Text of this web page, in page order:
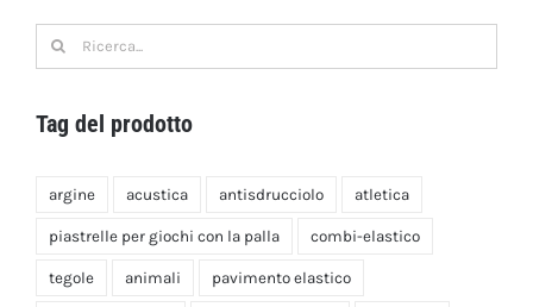
Ricerca
per:
Tag del prodotto
argine acustica antisdrucciolo atletica
piastrelle per giochi con la palla combi-elastico
tegole animali pavimento elastico